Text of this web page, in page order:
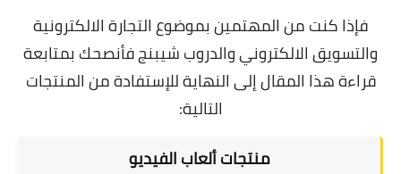
فإذا كنت من المهتمين بموضوعالتجارة الالكترونية
والتسويق الالكتروني والدروب شيبنج فأنصحك بمتابعة
قراءة هذا المقال إلى النهاية للإستفادة من المنتجات
التالية:
منتجات ألعاب الفيديو